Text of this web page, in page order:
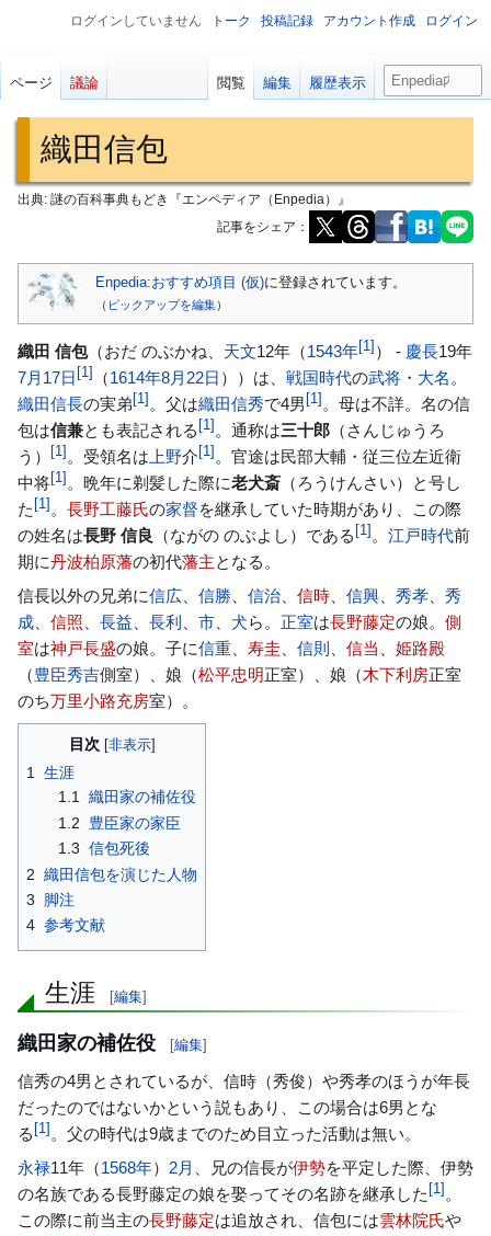
織田信包
出典: 謎の百科事典もどき『エンペディア（Enpedia）』
記事をシェア：
ビ
ゲ
ー
シ
ョ
ン
に
移
動
索
に
移
動
Enpedia:おすすめ項目 (仮)に登録されています。
（ ピックアップを編集）
織田 信包（おだ のぶかね、 天文12年（1543年 1 ） - 慶長19年
7月17日 1 （1614年8月22日 ））は、 戦国時代の武将 ・ 大名 。
織田信長の実弟 1 。父は織田信秀で4男 1 。母は不詳。名の信
包は信兼とも表記される 1 。通称は三十郎 （さんじゅうろ
う）
1 。受領名は 上野介 1 。官途は民部大輔・従三位左近衛
中将 1 。晩年に剃髪した際に老犬斎 （ろうけんさい）と号し
た 1 。 長野工藤氏の家督を継承していた時期があり、この際
の姓名は長野 信良 （ながの のぶよし）である 1 。 江戸時代前
期に丹波柏原藩の初代藩主となる。
信長以外の兄弟に信広、 信勝、 信治、 信時、 信興、 秀孝、 秀
成、 信照、 長益、 長利 、 市、 犬ら。 正室は長野藤定の娘。 側
室は神戸長盛の娘。子に信重、 寿圭、 信則 、 信当 、 姫路殿
（豊臣秀吉側室）、娘（松平忠明正室）、娘（木下利房正室
のち万里小路充房室）。
目次
1 生涯
1.1 織田家の補佐役
1.2
豊臣家の家臣
1.3 信包死後
2 織田信包を演じた人物
3
脚注
4 参考文献
生涯 [編集]
織田家の補佐役 [編集]
信秀の4男とされているが、信時（秀俊）や秀孝のほうが年長
だったのではないかという説もあり、この場合は6男とな
る [1] 。父の時代は9歳までのため目立った活動は無い。
永禄11年（1568年） 2月 、兄の信長が伊勢を平定した際、伊勢
の名族である長野藤定の娘を娶ってその名跡を継承した 1 。
この際に前当主の長野藤定は追放され、信包には雲林院氏や
ログインしていません トーク 投稿記録 アカウント作成 ログイン
ページ 議論 閲覧 編集 履歴表示
検
索